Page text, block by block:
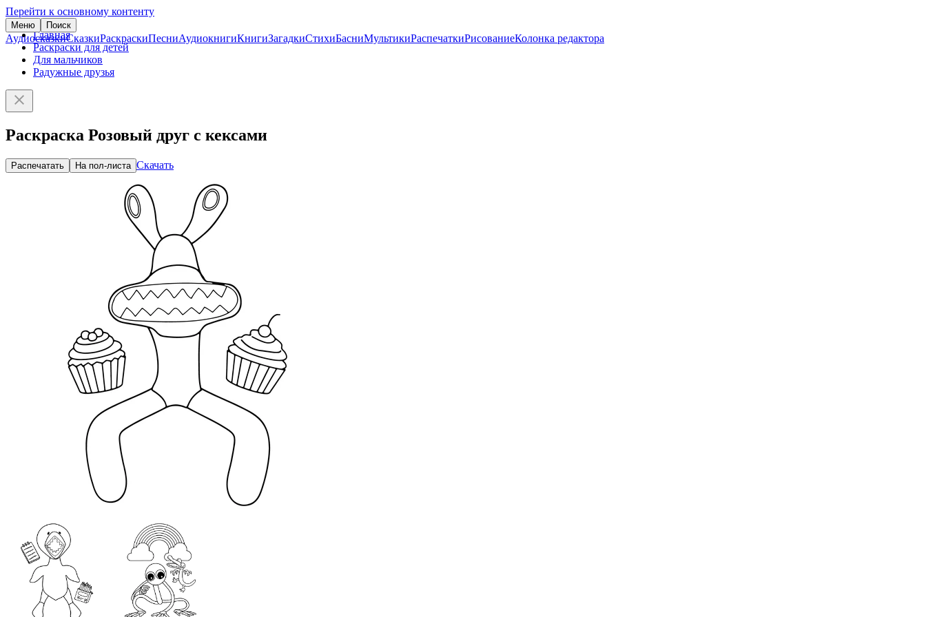
Перейти к основному контенту
Меню Поиск
АудиосказкиСказкиРаскраскиПесниАудиокнигиКнигиЗагадкиСтихиБасниМультикиРаспечаткиРисованиеКолонка редактора
Главная
Раскраски для детей
Для мальчиков
Радужные друзья
Раскраска Розовый друг с кексами
Распечатать На пол-листа Скачать